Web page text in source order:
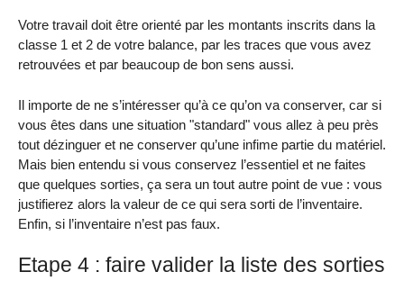
Votre travail doit être orienté par les montants inscrits dans la
classe 1 et 2 de votre balance, par les traces que vous avez
retrouvées et par beaucoup de bon sens aussi.
Il importe de ne s’intéresser qu’à ce qu’on va conserver, car si
vous êtes dans une situation "standard" vous allez à peu près
tout dézinguer et ne conserver qu’une infime partie du matériel.
Mais bien entendu si vous conservez l’essentiel et ne faites
que quelques sorties, ça sera un tout autre point de vue : vous
justifierez alors la valeur de ce qui sera sorti de l’inventaire.
Enfin, si l’inventaire n’est pas faux.
Etape 4 : faire valider la liste des sorties